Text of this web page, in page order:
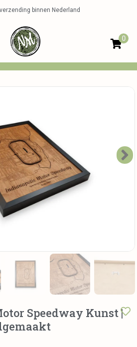
binnen Nederland
0
Speedway Kunst |